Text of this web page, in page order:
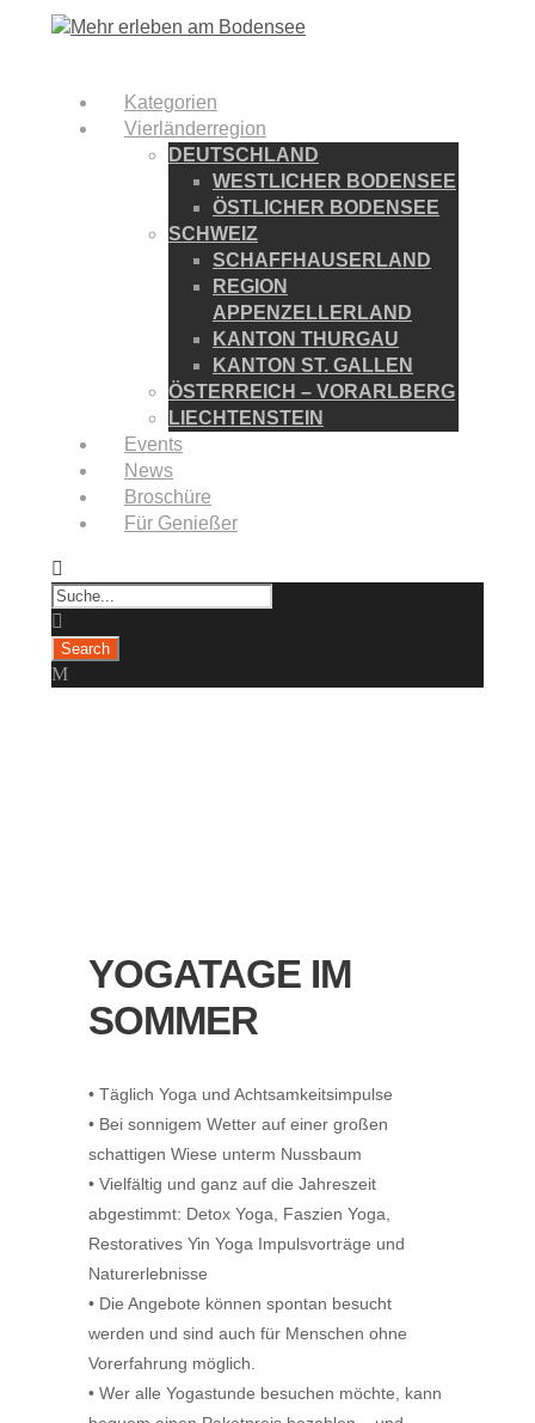
Kategorien
Vierländerregion
DEUTSCHLAND
WESTLICHER BODENSEE
ÖSTLICHER BODENSEE
SCHWEIZ
SCHAFFHAUSERLAND
REGION
APPENZELLERLAND
KANTON THURGAU
KANTON ST. GALLEN
ÖSTERREICH – VORARLBERG
LIECHTENSTEIN
Events
News
Broschüre
Für Genießer
YOGATAGE IM
SOMMER
• Täglich Yoga und Achtsamkeitsimpulse
• Bei sonnigem Wetter auf einer großen
schattigen Wiese unterm Nussbaum
• Vielfältig und ganz auf die Jahreszeit
abgestimmt: Detox Yoga, Faszien Yoga,
Restoratives Yin Yoga Impulsvorträge und
Naturerlebnisse
• Die Angebote können spontan besucht
werden und sind auch für Menschen ohne
Vorerfahrung möglich.
• Wer alle Yogastunde besuchen möchte, kann